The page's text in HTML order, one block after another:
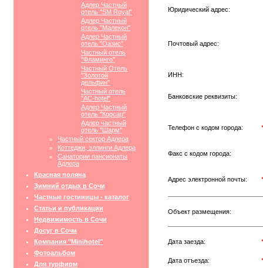
Адлер Частный
отель "SM Royal"
Адлер Частный
отель "Малекон"
Адлер Частный
отель "Оазис"
Частный отель
"Фламинго"
Частный Отель
"Золотой
дельфин"
Частный отель
"АС-hotel"
Адлер Частный
отель "Корсар"
Адлер частный
отель "Шарм"
Частный сектор Адлера
Коттеджи, эллинги Адлера
Санатории пансионаты
Адлера
Красная поляна
Зимний отдых в Сочи
Частные гостиницы - каталог
Статьи и публикации
Недвижимость в Сочи
Досуг в Сочи
Компания "Minihotel"
Фотоальбом
Для турфирм
Юридический адрес:
Почтовый адрес:
ИНН:
Банковские реквизиты:
Телефон с кодом города: *
Факс с кодом города:
Адрес электронной почты: *
Объект размещения:
Дата заезда: *
Дата отъезда: *